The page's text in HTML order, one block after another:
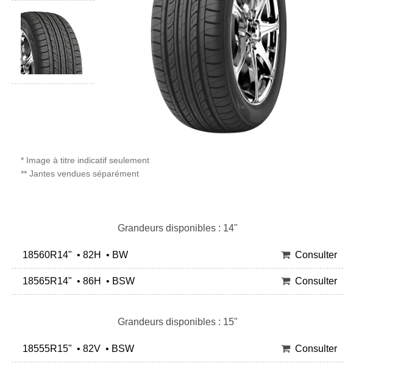
* Image à titre indicatif seulement
** Jantes vendues séparément
Grandeurs disponibles : 14"
18560R14" • 82H • BW Consulter
18565R14" • 86H • BSW Consulter
Grandeurs disponibles : 15"
18555R15" • 82V • BSW Consulter